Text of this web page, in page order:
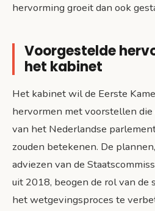
hervorming groeit dan ook
Voorgestelde
het kabinet
Het kabinet wil de Eerste
hervormen met voorstellen
van het Nederlandse
zouden betekenen. De
adviezen van de
uit 2018, beogen de rol van de
het wetgevingsproces te